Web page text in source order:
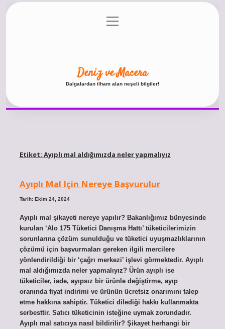
Gizlilik Politikası
menüyü
aç
Deniz ve Macera
Dalgalardan ilham alan neşeli bilgiler!
Etiket: Ayıplı mal aldığımızda neler yapmalıyız
Ayıplı Mal Için Nereye Başvurulur
Tarih: Ekim 24, 2024
Ayıplı mal şikayeti nereye yapılır? Bakanlığımız bünyesinde
kurulan ‘Alo 175 Tüketici Danışma Hattı’ tüketicilerimizin
sorunlarına çözüm sunulduğu ve tüketici uyuşmazlıklarının
çözümü için başvurmaları gereken ilgili mercilere
yönlendirildiği bir ‘çağrı merkezi’ işlevi görmektedir. Ayıplı
mal aldığımızda neler yapmalıyız? Ürün ayıplı ise
tüketiciler, iade, ayıpsız bir ürünle değiştirme, ayıp
oranında fiyat indirimi ve ürünün ücretsiz onarımını talep
etme hakkına sahiptir. Tüketici dilediği hakkı kullanmakta
serbesttir. Satıcı tüketicinin isteğine uymak zorundadır.
Ayıplı mal satıcıya nasıl bildirilir? Şikayet herhangi bir